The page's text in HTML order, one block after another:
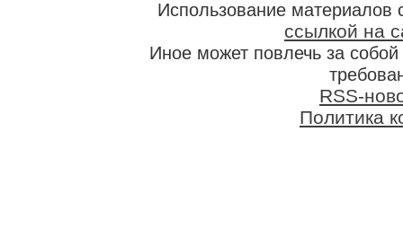
Использование материалов
ссылкой на
Иное может повлечь за
RSS-
Политика